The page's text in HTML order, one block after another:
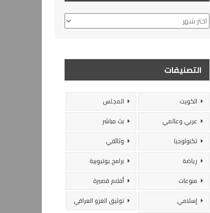
الأرشيف
التصنيفات
الكويت
المجلس
عربي وعالمي
بث مباشر
تكنولوجيا
وثائقي
رياضة
برامج يوتيوبية
منوعات
أفلام قصيرة
إسلامي
توثيق الغزو العراقي